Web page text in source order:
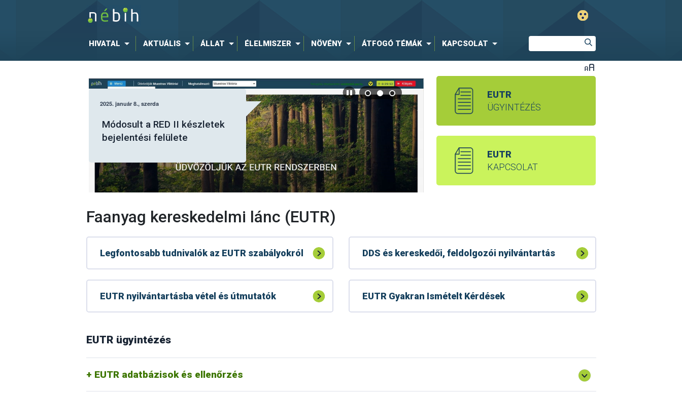
HIVATAL AKTUÁLIS ÁLLAT ÉLELMISZER NÖVÉNY ÁTFOGÓ TÉMÁK KAPCSOLAT
elektronikus felületén kell
jelenteni a fásításban
Faanyag kereskedelmi lánc (EUTR)
EUTR
ÜGYINTÉZÉS
EUTR
KAPCSOLAT
Legfontosabb tudnivalók az EUTR szabályokról
EUTR nyilvántartásba vétel és útmutatók
DDS és kereskedői, feldolgozói nyilvántartás
EUTR Gyakran Ismételt Kérdések
EUTR ügyintézés
EUTR adatbázisok és ellenőrzés
A RED II tevékenységet végzőknek bejelentési kötelezettségük van a Nébih felé
Módosult a RED II készletek bejelentési felülete
RED II GYIK